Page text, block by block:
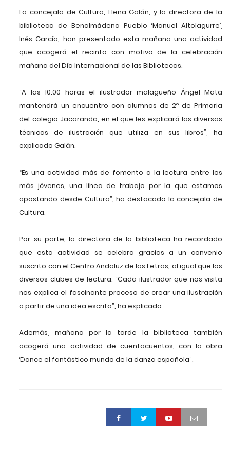
La concejala de Cultura, Elena Galán; y la directora de la
biblioteca de Benalmádena Pueblo ‘Manuel Altolagurre’,
Inés García, han presentado esta mañana una actividad
que acogerá el recinto con motivo de la celebración
mañana del Día Internacional de las Bibliotecas.
“A las 10.00 horas el ilustrador malagueño Ángel Mata
mantendrá un encuentro con alumnos de 2º de Primaria
del colegio Jacaranda, en el que les explicará las diversas
técnicas de ilustración que utiliza en sus libros”, ha
explicado Galán.
“Es una actividad más de fomento a la lectura entre los
más jóvenes, una línea de trabajo por la que estamos
apostando desde Cultura”, ha destacado la concejala de
Cultura.
Por su parte, la directora de la biblioteca ha recordado
que esta actividad se celebra gracias a un convenio
suscrito con el Centro Andaluz de las Letras, al igual que los
diversos clubes de lectura. “Cada ilustrador que nos visita
nos explica el fascinante proceso de crear una ilustración
a partir de una idea escrita”, ha explicado.
Además, mañana por la tarde la biblioteca también
acogerá una actividad de cuentacuentos, con la obra
‘Dance el fantástico mundo de la danza española”.